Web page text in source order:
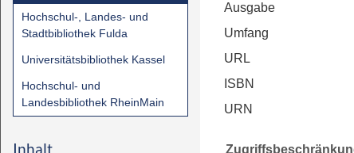
Hochschul-, Landes- und
Stadtbibliothek Fulda
Universitätsbibliothek Kassel
Hochschul- und
Landesbibliothek RheinMain
Inhalt
Ausgabe
Umfang
URL
ISBN
URN